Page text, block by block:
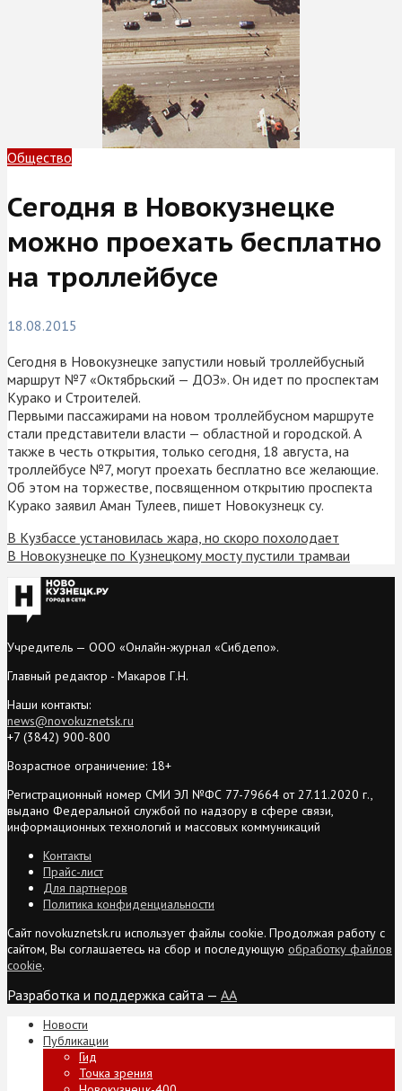
Общество
Сегодня в Новокузнецке
можно проехать бесплатно
на троллейбусе
18.08.2015
Сегодня в Новокузнецке запустили новый троллейбусный
маршрут №7 «Октябрьский — ДОЗ». Он идет по проспектам
Курако и Строителей.
Первыми пассажирами на новом троллейбусном маршруте
стали представители власти — областной и городской. А
также в честь открытия, только сегодня, 18 августа, на
троллейбусе №7, могут проехать бесплатно все желающие.
Об этом на торжестве, посвященном открытию проспекта
Курако заявил Аман Тулеев, пишет Новокузнецк су.
В Кузбассе установилась жара, но скоро похолодает
В Новокузнецке по Кузнецкому мосту пустили трамваи
Учредитель — ООО «Онлайн-журнал «Сибдепо».
Главный редактор - Макаров Г.Н.
Наши контакты:
news@novokuznetsk.ru
+7 (3842) 900-800
Возрастное ограничение: 18+
Регистрационный номер СМИ ЭЛ №ФС 77-79664 от 27.11.2020 г.,
выдано Федеральной службой по надзору в сфере связи,
информационных технологий и массовых коммуникаций
Контакты
Прайс-лист
Для партнеров
Политика конфиденциальности
Сайт novokuznetsk.ru использует файлы cookie. Продолжая работу с
сайтом, Вы соглашаетесь на сбор и последующую обработку файлов
cookie.
Разработка и поддержка сайта — AA
Новости
Публикации
Гид
Точка зрения